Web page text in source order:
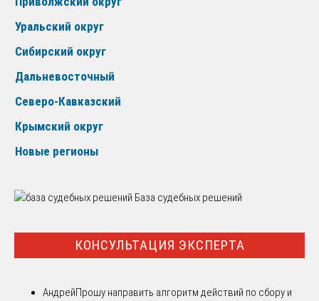
Уральский округ
Сибирский округ
Дальневосточный
Северо-Кавказский
Крымский округ
Новые регионы
База судебных решений
КОНСУЛЬТАЦИЯ ЭКСПЕРТА
АндрейПрошу направить алгоритм действий по сбору и